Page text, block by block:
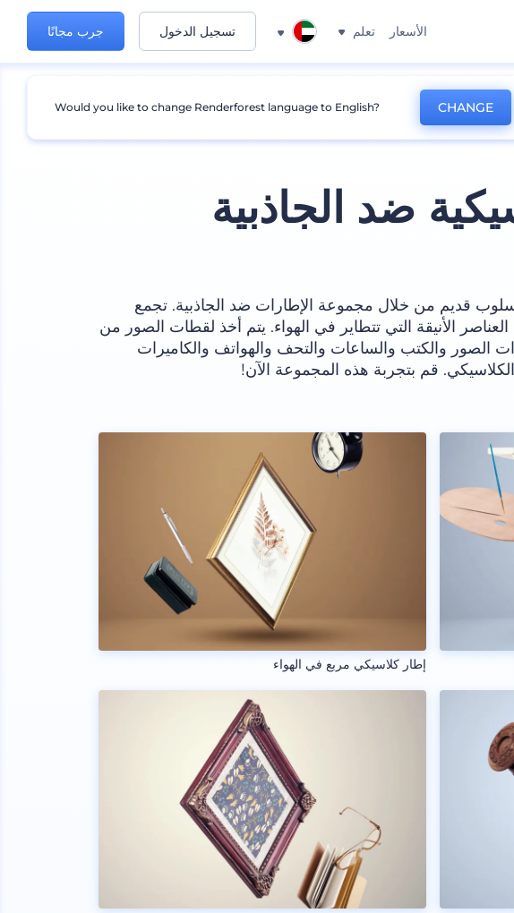
الأسعار تعلم تسجيل الدخول جرب مجانًا
ضد الجاذبية
قديم من خلال مجموعة الإطارات ضد الجاذبية. تجمع
الأنيقة التي تتطاير في الهواء. يتم أخذ لقطات الصور من
الصور والكتب والساعات والتحف والهواتف والكاميرات
قم بتجربة هذه المجموعة الآن!
إطار كلاسيكي مربع في الهواء
Would you like to change Renderforest language to English? CHANGE